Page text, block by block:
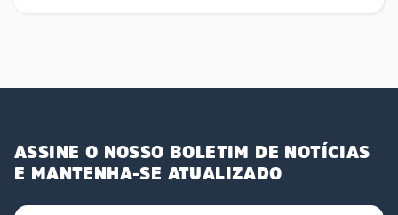
ASSINE O NOSSO BOLETIM DE NOTÍCIAS
E MANTENHA-SE ATUALIZADO